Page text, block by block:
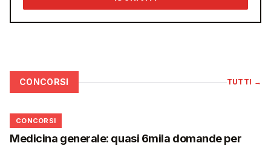
CONCORSI TUTTI →
📋
CONCORSI
Medicina generale: quasi 6mila domande per